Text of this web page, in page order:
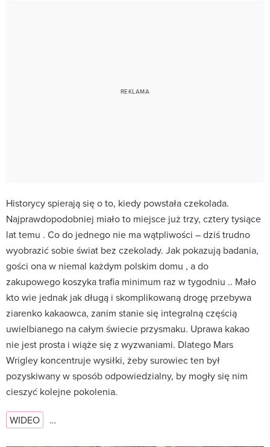
Historycy spierają się o to, kiedy powstała czekolada.
Najprawdopodobniej miało to miejsce już trzy, cztery tysiące
lat temu . Co do jednego nie ma wątpliwości – dziś trudno
wyobrazić sobie świat bez czekolady. Jak pokazują badania,
gości ona w niemal każdym polskim domu , a do
zakupowego koszyka trafia minimum raz w tygodniu .. Mało
kto wie jednak jak długą i skomplikowaną drogę przebywa
ziarenko kakaowca, zanim stanie się integralną częścią
uwielbianego na całym świecie przysmaku. Uprawa kakao
nie jest prosta i wiąże się z wyzwaniami. Dlatego Mars
Wrigley koncentruje wysiłki, żeby surowiec ten był
pozyskiwany w sposób odpowiedzialny, by mogły się nim
cieszyć kolejne pokolenia.
WIDEO …